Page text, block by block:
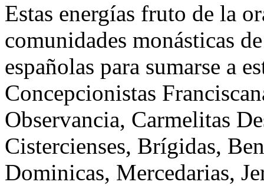
Estas energías fruto de la
comunidades monásticas
españolas para sumarse a
Concepcionistas
Observancia, Carmelitas
Cistercienses, Brígidas,
Dominicas, Mercedarias,